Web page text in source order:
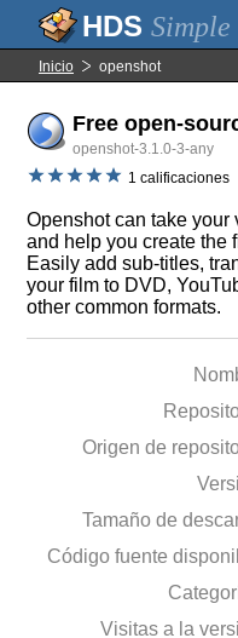
Simple
Inicio openshot
Free open-
openshot-3.1.0-3-any
1 calificaciones
Openshot can take
and help you create the
Easily add sub-titles,
your film to DVD,
other common formats.
Origen de
Tamaño de
Código fuente
Visitas a la